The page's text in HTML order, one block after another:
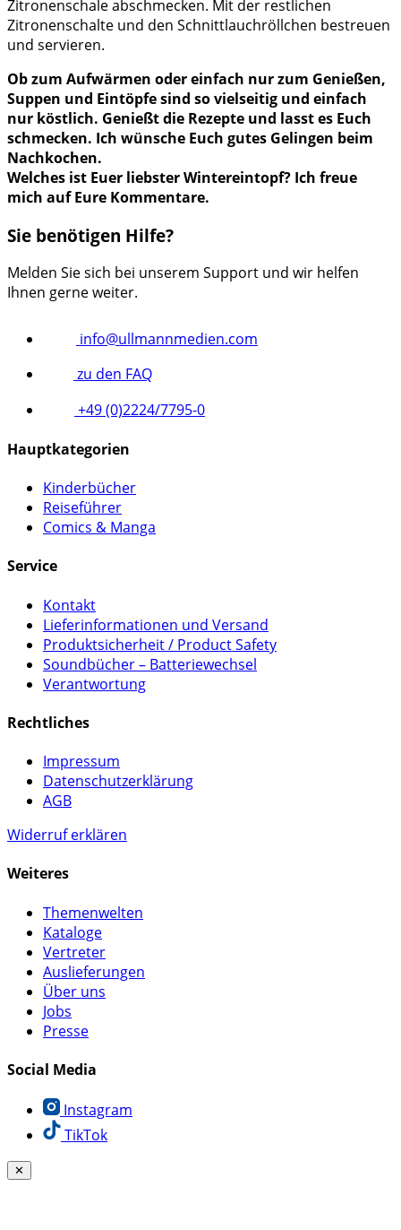
Zitronenschale abschmecken. Mit der restlichen
Zitronenschalte und den Schnittlauchröllchen bestreuen
und servieren.
Ob zum Aufwärmen oder einfach nur zum Genießen,
Suppen und Eintöpfe sind so vielseitig und einfach
nur köstlich. Genießt die Rezepte und lasst es Euch
schmecken. Ich wünsche Euch gutes Gelingen beim
Nachkochen.
Welches ist Euer liebster Wintereintopf? Ich freue
mich auf Eure Kommentare.
Sie benötigen Hilfe?
Melden Sie sich bei unserem Support und wir helfen
Ihnen gerne weiter.
info@ullmannmedien.com
zu den FAQ
+49 (0)2224/7795-0
Hauptkategorien
Kinderbücher
Reiseführer
Comics & Manga
Service
Kontakt
Lieferinformationen und Versand
Produktsicherheit / Product Safety
Soundbücher – Batteriewechsel
Verantwortung
Rechtliches
Impressum
Datenschutzerklärung
AGB
Widerruf erklären
Weiteres
Themenwelten
Kataloge
Vertreter
Auslieferungen
Über uns
Jobs
Presse
Social Media
Instagram
TikTok
✕